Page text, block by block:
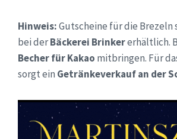
Hinweis:Gutscheine für die Brezeln
bei derBäckerei Brinkererhältlich.
Becher für Kakao mitbringen. Für
sorgt ein Getränkeverkauf an der